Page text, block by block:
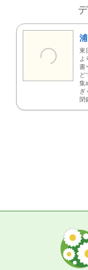
東
よ
書
ど
集
ぎ
閉